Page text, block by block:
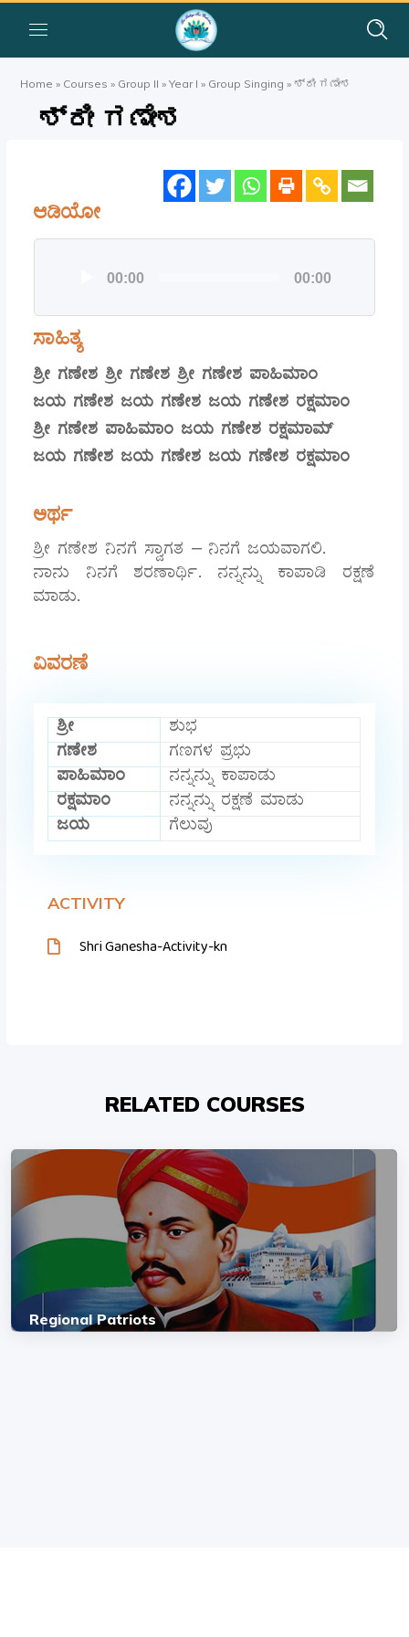
Home » Courses » Group II »Year I » Group Singing »ಶ್ರೀ ಗಣೇಶ
ಶ್ರೀ ಗಣೇಶ
ಆಡಿಯೋ
00:00 00:00
ಸಾಹಿತ್ಯ
ಶ್ರೀ ಗಣೇಶ ಶ್ರೀ ಗಣೇಶ ಶ್ರೀ ಗಣೇಶ ಪಾಹಿಮಾಂ
ಜಯ ಗಣೇಶ ಜಯ ಗಣೇಶ ಜಯ ಗಣೇಶ ರಕ್ಷಮಾಂ
ಶ್ರೀ ಗಣೇಶ ಪಾಹಿಮಾಂ ಜಯ ಗಣೇಶ ರಕ್ಷಮಾಮ್
ಜಯ ಗಣೇಶ ಜಯ ಗಣೇಶ ಜಯ ಗಣೇಶ ರಕ್ಷಮಾಂ
ಅರ್ಥ
ಶ್ರೀ ಗಣೇಶ ನಿನಗೆ ಸ್ವಾಗತ – ನಿನಗೆ ಜಯವಾಗಲಿ.
ನಾನು ನಿನಗೆ ಶರಣಾರ್ಥಿ. ನನ್ನನ್ನು ಕಾಪಾಡಿ ರಕ್ಷಣೆ
ಮಾಡು.
ವಿವರಣೆ
ಶ್ರೀ
ಶುಭ
ಗಣೇಶ
ಗಣಗಳ ಪ್ರಭು
ಪಾಹಿಮಾಂ
ನನ್ನನ್ನು ಕಾಪಾಡು
ರಕ್ಷಮಾಂ
ನನ್ನನ್ನು ರಕ್ಷಣೆ ಮಾಡು
ಜಯ
ಗೆಲುವು
ACTIVITY
Shri Ganesha-Activity-kn
RELATED COURSES
Regional Patriots